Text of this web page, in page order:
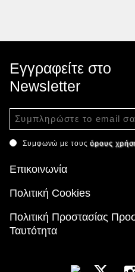
Εγγραφείτε στο
Newsletter
Συμφωνώ με τουςόρους
Επικοινωνία
Πολιτική Cookies
Πολιτική Προστασίας
Ταυτότητα